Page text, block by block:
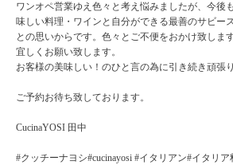
ワンオペ営業ゆえ色々と考え悩みましたが、今後
味しい料理・ワインと自分ができる最善のサビー
との思いからです。色々とご不便をおかけ致しま
宜しくお願い致します。
お客様の美味しい！のひと言の為に引き続き頑張り
ご予約お待ち致しております。
CucinaYOSI 田中
#クッチーナヨシ#cucinayosi #イタリアン#イタリ